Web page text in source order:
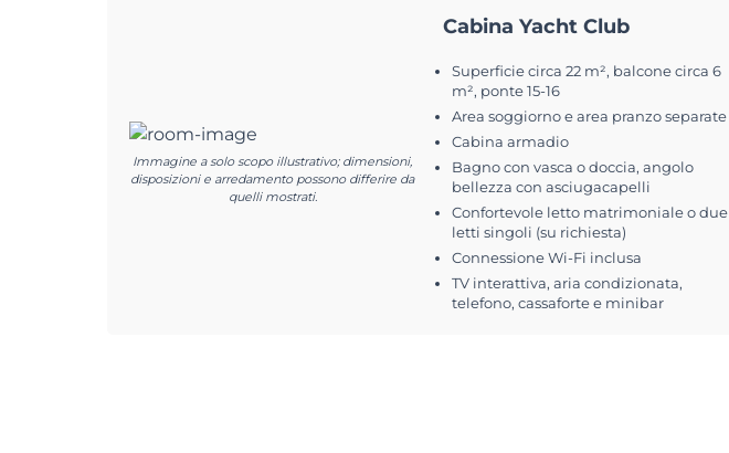
Immagine a solo scopo illustrativo; dimensioni,
disposizioni e arredamento possono differire da
quelli mostrati.
Cabina Yacht Club
Superficie circa 22 m², balcone circa 6
m², ponte 15-16
Area soggiorno e area pranzo separate
Cabina armadio
Bagno con vasca o doccia, angolo
bellezza con asciugacapelli
Confortevole letto matrimoniale o due
letti singoli (su richiesta)
Connessione Wi-Fi inclusa
TV interattiva, aria condizionata,
telefono, cassaforte e minibar